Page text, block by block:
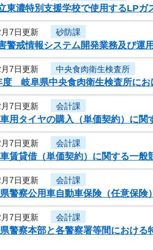
東濃特別支援学校で使用するLP
7日更新 砂防課
警戒情報システム開発業務及び運
7日更新 中央食肉衛生検査所
度 岐阜県中央食肉衛生検査所にお
7日更新 会計課
用タイヤの購入（単価契約）に関
7日更新 会計課
賃貸借（単価契約）に関する一般
7日更新 会計課
警察公用車自動車保険（任意保険
7日更新 会計課
警察本部と各警察署等間におけ